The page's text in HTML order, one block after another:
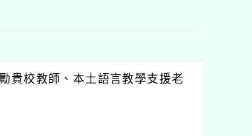
貴校教師、本土語言教學支援老